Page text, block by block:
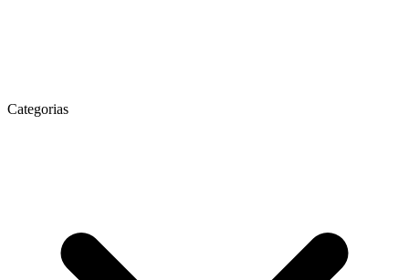
Categorias